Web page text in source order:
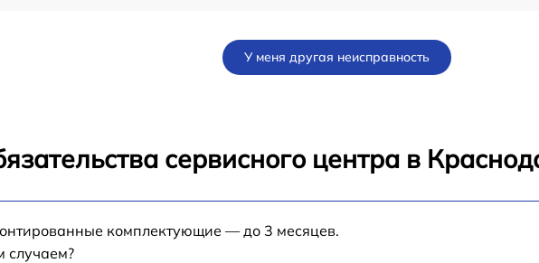
2021 от 60 мин
У меня другая неисправность
сервисного центра в
комплектующие — до 3 месяцев.
случаем?